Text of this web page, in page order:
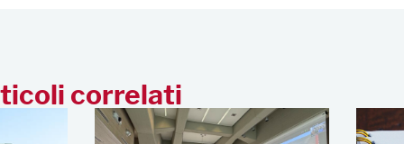
correlati